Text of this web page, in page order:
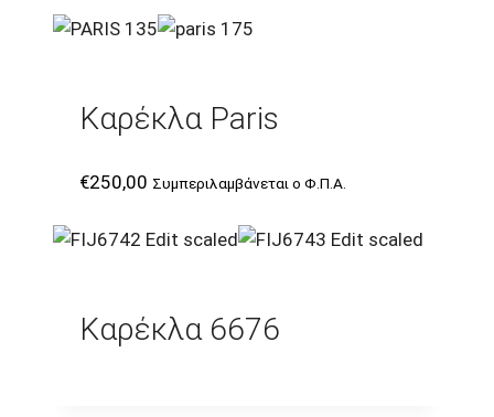
Καρέκλα Paris
€250,00 Συμπεριλαμβάνεται ο Φ.Π.Α.
Καρέκλα 6676